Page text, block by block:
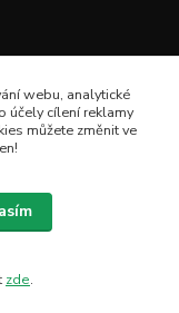
webu, analytické
účely cílení reklamy
můžete změnit ve
zde.